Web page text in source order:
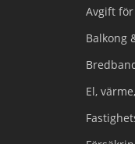
Avgift
Balkong
El,